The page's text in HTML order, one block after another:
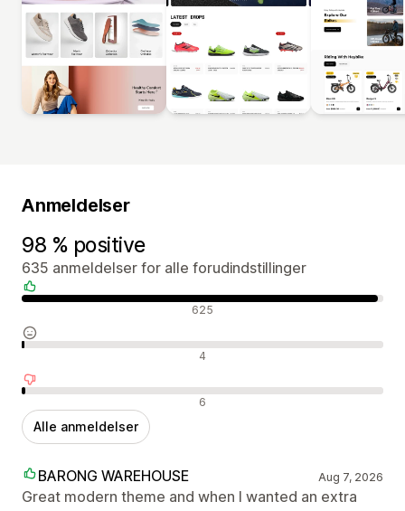
Anmeldelser
98 % positive
635 anmeldelser for alle forudindstillinger
Positive anmeldelser 625
Neutrale anmeldelser 4
Negative anmeldelser 6
Alle anmeldelser
BARONG WAREHOUSE Aug 7, 2026
Great modern theme and when I wanted an extra